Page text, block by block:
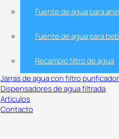
Fuente de agua para
Fuente de agua para
Recambio filtro de agua
Jarras de agua con filtro purificador
Dispensadores de agua filtrada
Articulos
Contacto